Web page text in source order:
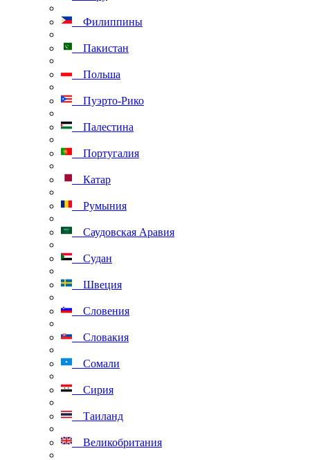
Филиппины
Пакистан
Польша
Пуэрто-Рико
Палестина
Португалия
Катар
Румыния
Саудовская Аравия
Судан
Швеция
Словения
Словакия
Сомали
Сирия
Таиланд
Великобритания